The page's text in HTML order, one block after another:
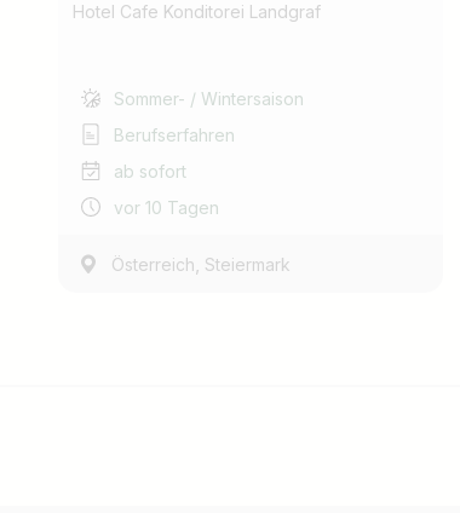
Hotel Cafe Konditorei Landgraf
Sommer- / Wintersaison
Berufserfahren
ab sofort
vor 10 Tagen
Österreich, Steiermark